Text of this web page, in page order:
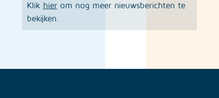
Klik hierom nog meer nieuwsberichten te
bekijken.